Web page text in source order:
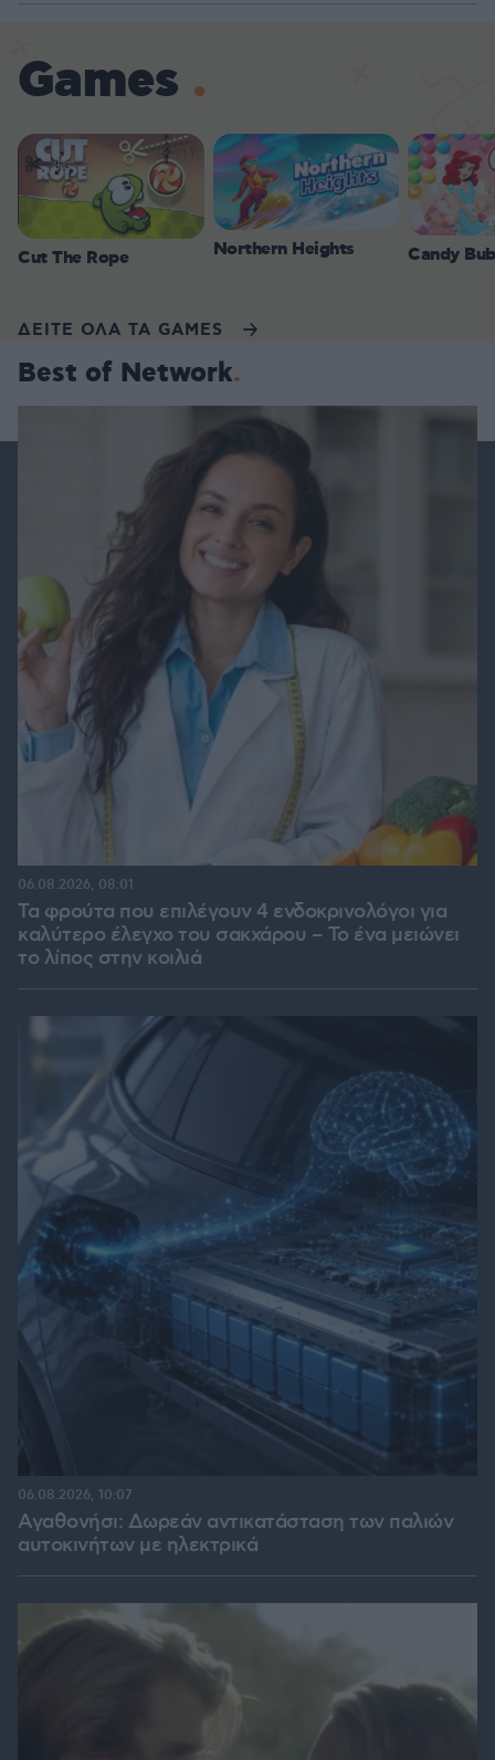
Games
Cut The Rope Northern Heights Candy
ΔΕΙΤΕ ΟΛΑ ΤΑ GAMES
Best of Network
Τα φρούτα που επιλέγουν 4 ενδοκρινολόγοι για
καλύτερο έλεγχο του σακχάρου – Το ένα μειώνει
το λίπος στην κοιλιά
06.08.2026, 08:01
Αγαθονήσι: Δωρεάν αντικατάσταση των παλιών
αυτοκινήτων με ηλεκτρικά
06.08.2026, 10:07